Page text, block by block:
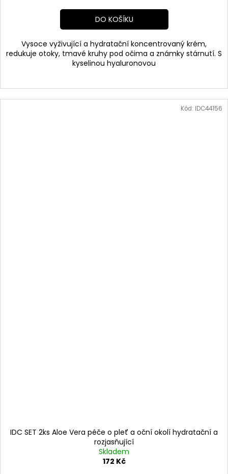
DO KOŠÍKU
Vysoce vyživující a hydratační koncentrovaný krém,
redukuje otoky, tmavé kruhy pod očima a známky stárnutí. S
kyselinou hyaluronovou
IDC SET 2ks Aloe Vera péče o pleť a oční okolí hydratační a
rozjasňující
Skladem
172 Kč
Kód: IDC44156